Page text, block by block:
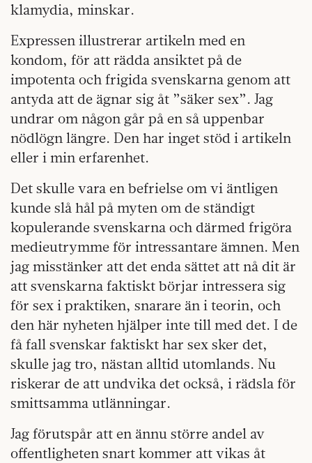
klamydia, minskar.
Expressen illustrerar artikeln med en
kondom, för att rädda ansiktet på de
impotenta och frigida svenskarna genom att
antyda att de ägnar sig åt ”säker sex”. Jag
undrar om någon går på en så uppenbar
nödlögn längre. Den har inget stöd i artikeln
eller i min erfarenhet.
Det skulle vara en befrielse om vi äntligen
kunde slå hål på myten om de ständigt
kopulerande svenskarna och därmed frigöra
medieutrymme för intressantare ämnen. Men
jag misstänker att det enda sättet att nå dit är
att svenskarna faktiskt börjar intressera sig
för sex i praktiken, snarare än i teorin, och
den här nyheten hjälper inte till med det. I de
få fall svenskar faktiskt har sex sker det,
skulle jag tro, nästan alltid utomlands. Nu
riskerar de att undvika det också, i rädsla för
smittsamma utlänningar.
Jag förutspår att en ännu större andel av
offentligheten snart kommer att vikas åt